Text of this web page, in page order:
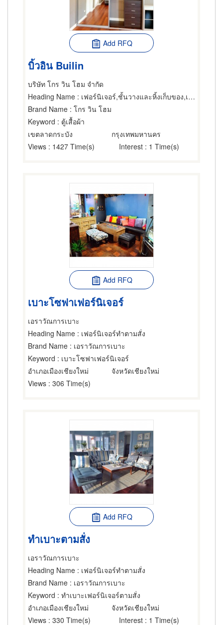
Add RFQ
บิ้วอิน Builin
บริษัท โกร วิน โฮม จำกัด
Heading Name : เฟอร์นิเจอร์,ชั้นวางและหิ้งเก็บของ,เฟอร์นิเจอร์ทำตามสั่ง
Brand Name : โกร วิน โฮม
Keyword : ตู้เสื้อผ้า
เขตลาดกระบัง
กรุงเทพมหานคร
Views : 1427 Time(s) Interest : 1 Time(s)
Add RFQ
เบาะโซฟาเฟอร์นิเจอร์
เอราวัณการเบาะ
Heading Name : เฟอร์นิเจอร์ทำตามสั่ง
Brand Name : เอราวัณการเบาะ
Keyword : เบาะโซฟาเฟอร์นิเจอร์
อำเภอเมืองเชียงใหม่
จังหวัดเชียงใหม่
Views : 306 Time(s)
Add RFQ
ทำเบาะตามสั่ง
เอราวัณการเบาะ
Heading Name : เฟอร์นิเจอร์ทำตามสั่ง
Brand Name : เอราวัณการเบาะ
Keyword : ทำเบาะเฟอร์นิเจอร์ตามสั่ง
อำเภอเมืองเชียงใหม่
จังหวัดเชียงใหม่
Views : 330 Time(s) Interest : 1 Time(s)